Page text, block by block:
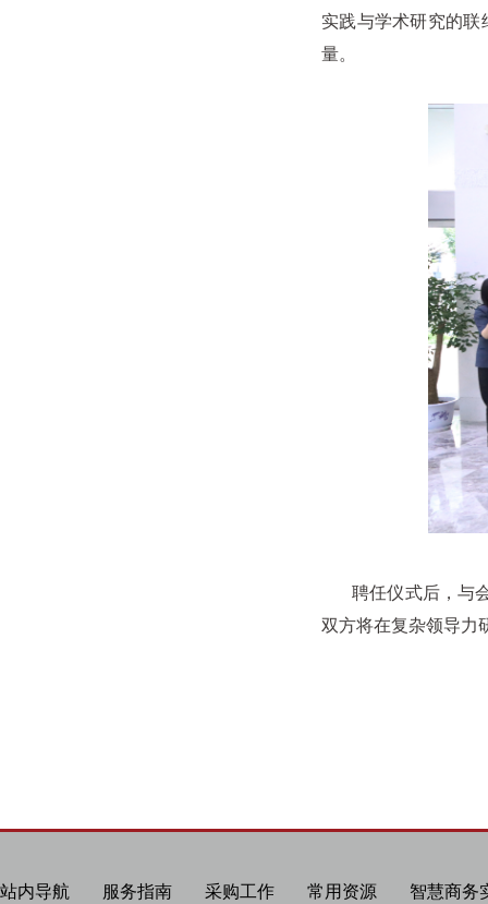
实践与学术研究的
量。
聘任仪式后，与会
双方将在复杂领导力
站内导航 服务指南 采购工作 常用资源 智慧商务